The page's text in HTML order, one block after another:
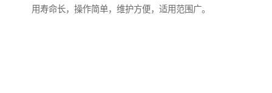
用寿命长，操作简单，维护方便，适用范围广。